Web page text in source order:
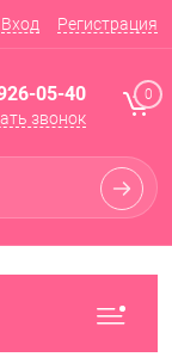
Вход Регистрация
05-40
звонок
0